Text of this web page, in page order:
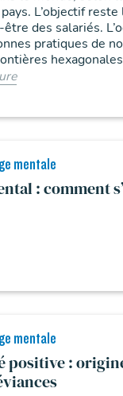
L’objectif
des salariés.
pratiques de
mentale
: comment
mentale
positive :